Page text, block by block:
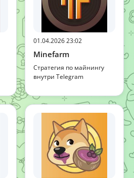
01.04.2026 23:02
Minefarm
Стратегия по майнингу
внутри Telegram